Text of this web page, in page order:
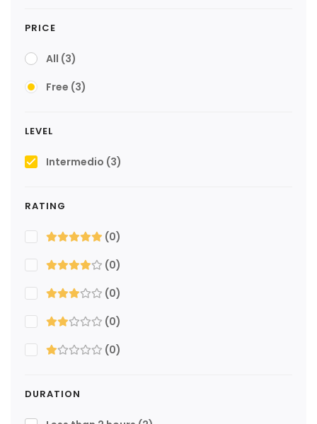
PRICE
All (3)
Free (3)
LEVEL
Intermedio (3)
RATING
(0)
(0)
(0)
(0)
(0)
DURATION